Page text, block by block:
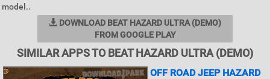
model..
DOWNLOAD BEAT HAZARD ULTRA (DEMO)
FROM GOOGLE PLAY
SIMILAR APPS TO BEAT HAZARD ULTRA (DEMO)
OFF ROAD JEEP HAZARD